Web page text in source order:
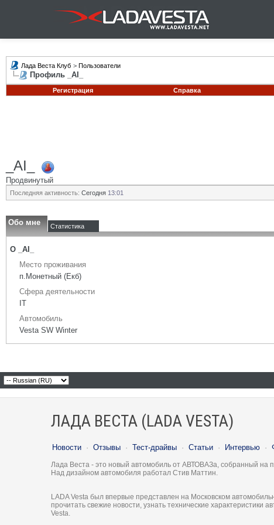
Лада Веста Клуб > Пользователи
Профиль _AI_
Регистрация
Справка
_AI_
Продвинутый
Последняя активность: Сегодня 13:01
Обо мне Статистика
О _AI_
Место проживания
п.Монетный (Екб)
Сфера деятельности
IT
Автомобиль
Vesta SW Winter
ЛАДА ВЕСТА (LADA VESTA)
Новости · Отзывы · Тест-драйвы · Статьи · Интервью ·
Лада Веста - это новый автомобиль от АВТОВАЗа, собранный на
Над дизайном автомобиля работал Стив Маттин.
LADA Vesta был впервые представлен на Московском
прочитать свежие новости, узнать технические
Vesta.